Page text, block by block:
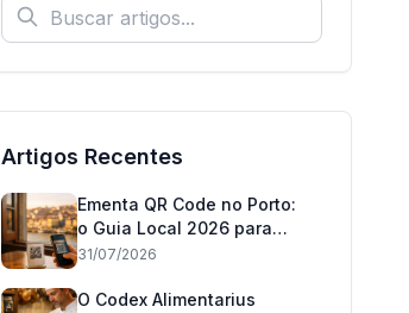
Artigos Recentes
Ementa QR Code no Porto:
o Guia Local 2026 para
Restaurantes
31/07/2026
O Codex Alimentarius